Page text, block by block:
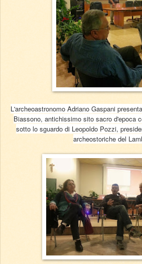
L'archeoastronomo Adriano Gaspani
Biassono, antichissimo sito sacro d'epoca
sotto lo sguardo di Leopoldo Pozzi,
archeostoriche del